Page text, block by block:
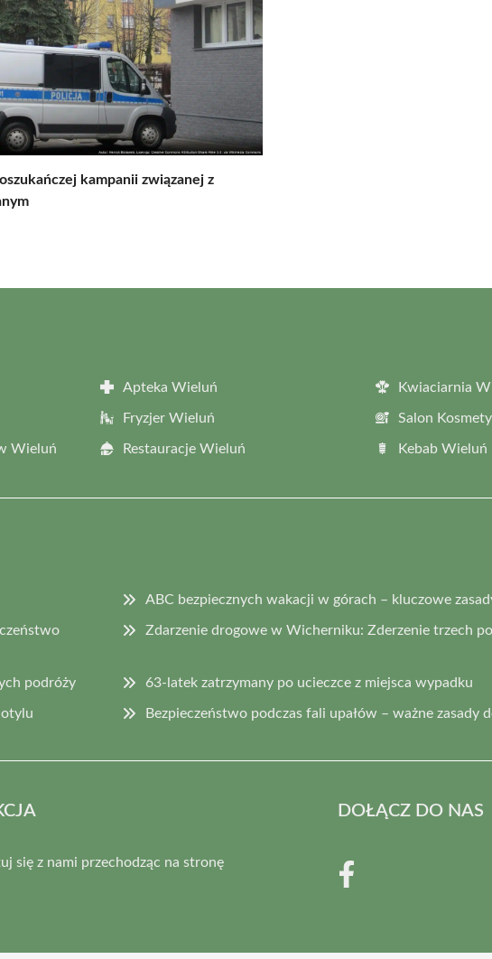
kampanii związanej z
Apteka Wieluń Kwiaciarnia
Fryzjer Wieluń Salon
Wieluń Restauracje Wieluń Kebab Wieluń
ABC bezpiecznych wakacji w górach – kluczowe
Zdarzenie drogowe w Wicherniku: Zderzenie trzech
podróży 63-latek zatrzymany po ucieczce z miejsca wypadku
Bezpieczeństwo podczas fali upałów – ważne zasady
się z nami przechodząc na stronę
DOŁĄCZ DO NAS